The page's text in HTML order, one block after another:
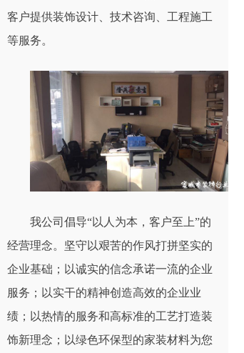
客户提供装饰设计、技术咨询、工程施工
等服务。
我公司倡导“以人为本，客户至上”的
经营理念。坚守以艰苦的作风打拼坚实的
企业基础；以诚实的信念承诺一流的企业
服务；以实干的精神创造高效的企业业
绩；以热情的服务和高标准的工艺打造装
饰新理念；以绿色环保型的家装材料为您